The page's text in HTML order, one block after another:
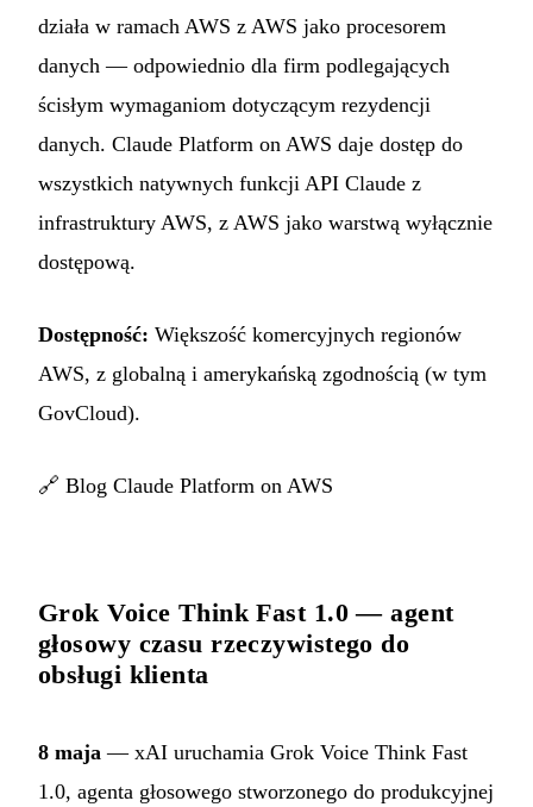
działa w ramach AWS z AWS jako procesorem
danych — odpowiednio dla firm podlegających
ścisłym wymaganiom dotyczącym rezydencji
danych. Claude Platform on AWS daje dostęp do
wszystkich natywnych funkcji API Claude z
infrastruktury AWS, z AWS jako warstwą wyłącznie
dostępową.
Dostępność: Większość komercyjnych regionów
AWS, z globalną i amerykańską zgodnością (w tym
GovCloud).
🔗 Blog Claude Platform on AWS
Grok Voice Think Fast 1.0 — agent
głosowy czasu rzeczywistego do
obsługi klienta
8 maja — xAI uruchamia Grok Voice Think Fast
1.0, agenta głosowego stworzonego do produkcyjnej